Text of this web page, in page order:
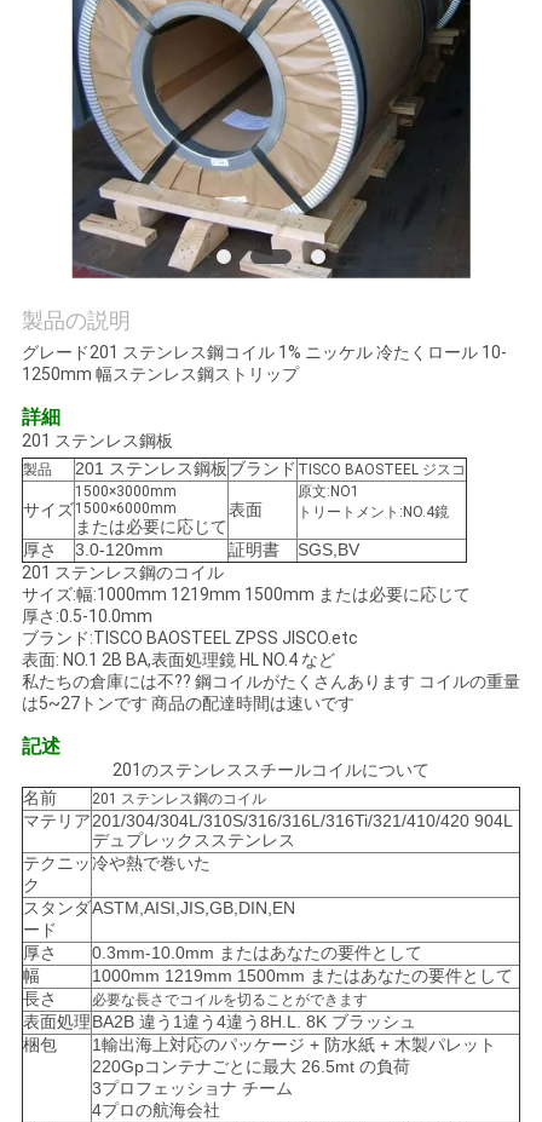
し
な
さ
い
ニ
ュ
ー
ス
場
合
COMPANY
NEWS
地
製品の説明
グレード201 ステンレス鋼コイル 1% ニッケル 冷たくロール 10-
1250mm 幅ステンレス鋼ストリップ
詳細
201 ステンレス鋼板
製品 201 ステンレス鋼板 ブランド TISCO BAOSTEEL ジスコ
サイズ
1500×3000mm
1500×6000mm
または必要に応じて
表面
原文:NO1
トリートメント:NO.4鏡
厚さ 3.0-120mm 証明書
SGS,BV
201 ステンレス鋼のコイル
サイズ:幅:1000mm 1219mm 1500mm または必要に応じて
厚さ:0.5-10.0mm
ブランド:TISCO BAOSTEEL ZPSS JISCO.etc
表面: NO.1 2B BA,表面処理鏡 HL NO.4 など
私たちの倉庫には不?? 鋼コイルがたくさんあります コイルの重量
は5~27トンです 商品の配達時間は速いです
記述
201のステンレススチールコイルについて
名前
201 ステンレス鋼のコイル
マテリア201/304/304L/310S/316/316L/316Ti/321/410/420 904L
デュプレックスステンレス
テクニッ
ク
冷や熱で巻いた
スタンダ
ード
ASTM,AISI,JIS,GB,DIN,EN
厚さ
0.3mm-10.0mm またはあなたの要件として
幅
1000mm 1219mm 1500mm またはあなたの要件として
長さ
必要な長さでコイルを切ることができます
表面処理BA2B 違う1違う4違う8H.L. 8K ブラッシュ
梱包
1輸出海上対応のパッケージ + 防水紙 + 木製パレット
220Gpコンテナごとに最大 26.5mt の負荷
3プロフェッショナ チーム
4プロの航海会社